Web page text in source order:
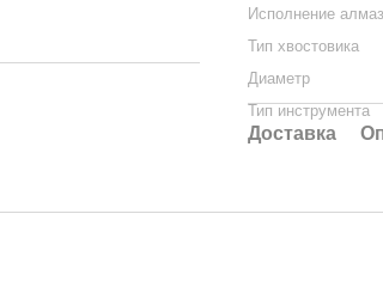
Исполнение
Тип хвостовика
Диаметр
Тип инструмента
Доставка